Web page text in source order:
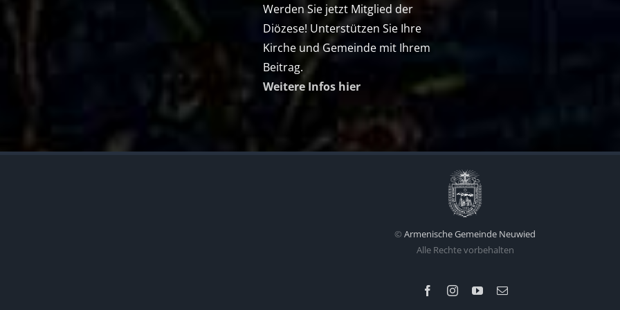
Werden Sie jetzt Mitglied der
Diözese! Unterstützen Sie Ihre
Kirche und Gemeinde mit Ihrem
Beitrag.
Weitere Infos hier
© Armenische Gemeinde Neuwied
Alle Rechte vorbehalten
FacebookInstagramYouTube
E-